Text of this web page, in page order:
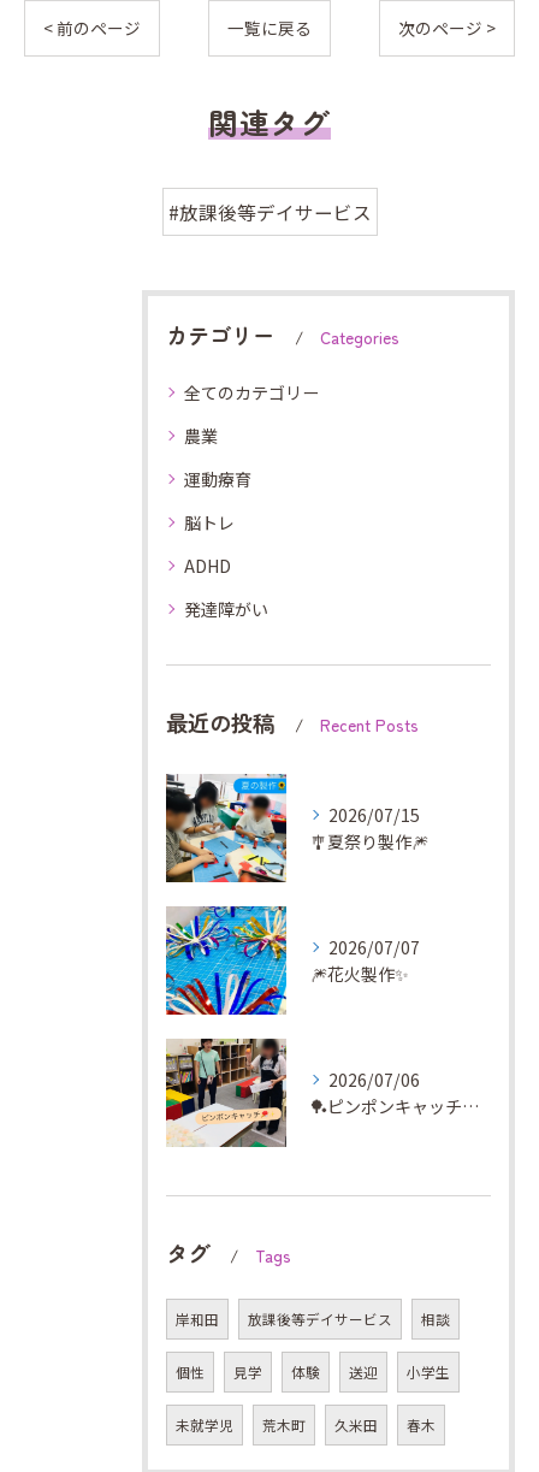
< 前のページ 一覧に戻る 次のページ >
関連タグ
#放課後等デイサービス
カテゴリー Categories
全てのカテゴリー
農業
運動療育
脳トレ
ADHD
発達障がい
最近の投稿 Recent Posts
2026/07/15
🎐夏祭り製作🎆
2026/07/07
🎆花火製作✨
2026/07/06
🏓ピンポンキャッチに挑戦✨
タグ Tags
岸和田 放課後等デイサービス 相談
個性 見学 体験 送迎 小学生
未就学児 荒木町 久米田 春木